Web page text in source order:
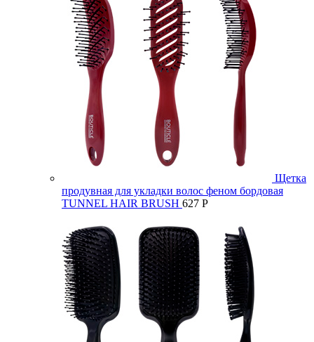
Щетка
продувная для укладки волос феном бордовая
TUNNEL HAIR BRUSH 627 Р